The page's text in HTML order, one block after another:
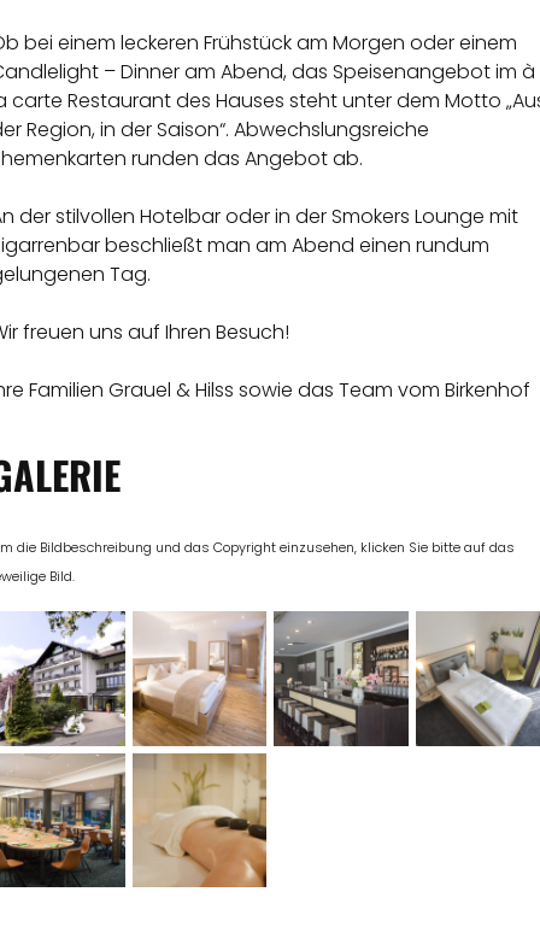
bei einem leckeren Frühstück am Morgen oder einem
– Dinner am Abend, das Speisenangebot im à
carte Restaurant des Hauses steht unter dem Motto
Region, in der Saison“. Abwechslungsreiche
runden das Angebot ab.
der stilvollen Hotelbar oder in der Smokers Lounge mit
beschließt man am Abend einen rundum
Tag.
freuen uns auf Ihren Besuch!
Familien Grauel & Hilss sowie das Team vom Birkenhof
die Bildbeschreibung und das Copyright einzusehen, klicken Sie bitte auf das
Bild.